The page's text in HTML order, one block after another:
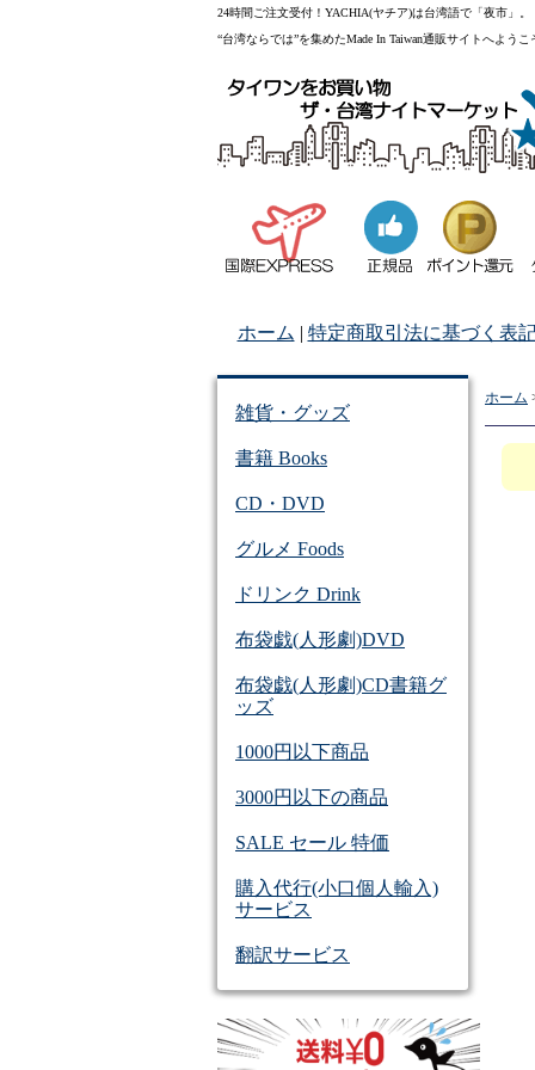
24時間ご注文受付！YACHIA(ヤチア)は台湾語で「夜市」。
“台湾ならでは”を集めたMade In Taiwan通販サイトへようこ
ホーム | 特定商取引法に基づく表
雑貨・グッズ
書籍 Books
CD・DVD
グルメ Foods
ドリンク Drink
布袋戯(人形劇)DVD
布袋戯(人形劇)CD書籍グ
ッズ
1000円以下商品
3000円以下の商品
SALE セール 特価
購入代行(小口個人輸入)
サービス
翻訳サービス
ホーム